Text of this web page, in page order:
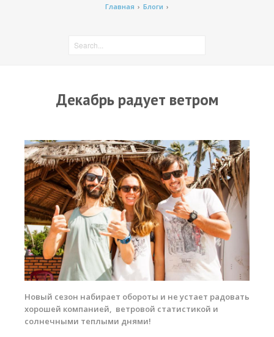
RRD Russian Cup
Новости
Медиа
Фото
Видео
Места катания
Наши станции
Ветратория.Дахаб
Ветратория Россия
Главная › Блоги ›
Декабрь радует ветром
Новый сезон набирает обороты и не устает радовать
хорошей компанией, ветровой статистикой и
солнечными теплыми днями!